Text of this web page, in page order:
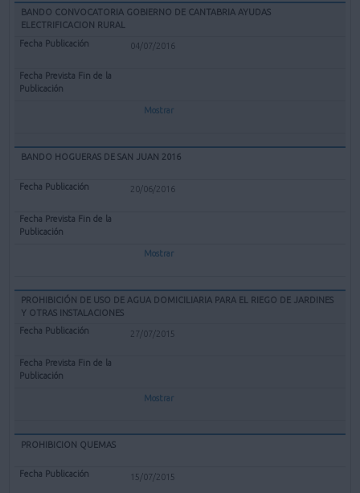
BANDO CONVOCATORIA GOBIERNO DE CANTABRIA AYUDAS
ELECTRIFICACION RURAL
04/07/2016
Mostrar
BANDO HOGUERAS DE SAN JUAN 2016
20/06/2016
Mostrar
PROHIBICIÓN DE USO DE AGUA DOMICILIARIA PARA EL RIEGO DE JARDINES
Y OTRAS INSTALACIONES
27/07/2015
Mostrar
PROHIBICION QUEMAS
15/07/2015